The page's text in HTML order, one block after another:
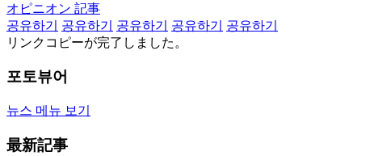
オピニオン 記事
공유하기
공유하기 공유하기 공유하기
공유하기
リンクコピーが完了しました。
포토뷰어
뉴스 메뉴 보기
最新記事